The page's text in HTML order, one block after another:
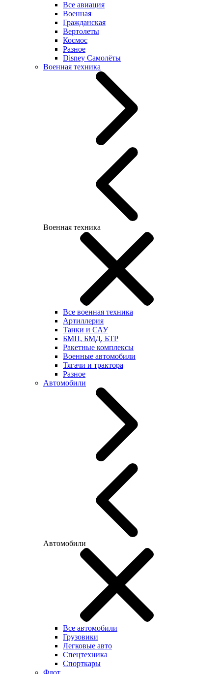
Все авиация
Военная
Гражданская
Вертолеты
Космос
Разное
Disney Самолёты
Военная техника
Военная техника
Все военная техника
Артиллерия
Танки и САУ
БМП, БМД, БТР
Ракетные комплексы
Военные автомобили
Тягачи и трактора
Разное
Автомобили
Автомобили
Все автомобили
Грузовики
Легковые авто
Спецтехника
Спорткары
Флот